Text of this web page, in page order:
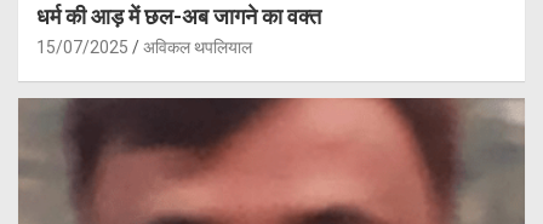
धर्म की आड़ में छल-अब जागने का वक्त
15/07/2025 अविकल थपलियाल